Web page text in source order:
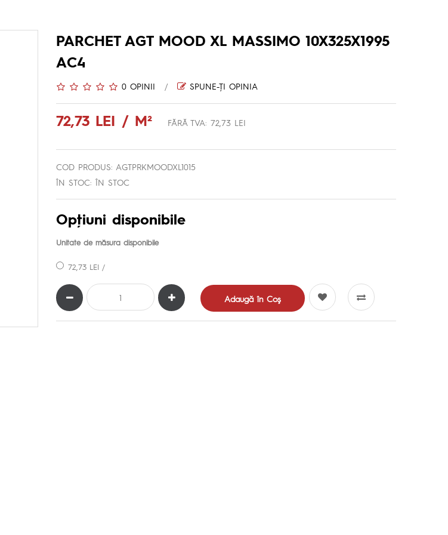
PARCHET AGT MOOD XL MASSIMO 10X325X1995
AC4
0 OPINII / SPUNE-ŢI OPINIA
72,73 LEI / M² FĂRĂ TVA: 72,73 LEI
COD PRODUS: AGTPRKMOODXL1015
ÎN STOC: ÎN STOC
Opţiuni disponibile
Unitate de măsura disponibile
72,73 LEI /
Adaugă în Coş